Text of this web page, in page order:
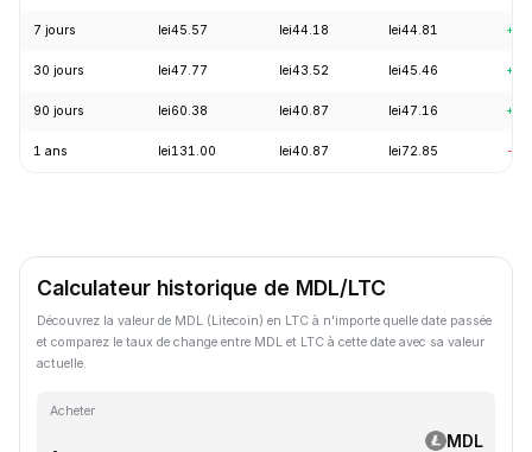
7 jours lei45.57 lei44.18 lei44.81
30 jours lei47.77 lei43.52 lei45.46
90 jours lei60.38 lei40.87 lei47.16
1 ans lei131.00 lei40.87 lei72.85 -
Calculateur historique de MDL/LTC
Découvrez la valeur de MDL (Litecoin) en LTC à n'importe quelle date passée
et comparez le taux de change entre MDL et LTC à cette date avec sa valeur
actuelle.
Acheter
MDL